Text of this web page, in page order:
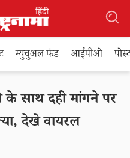
म्युचुअल फंड आईपीओ
साथ दही मांगने पर
देखे वायरल